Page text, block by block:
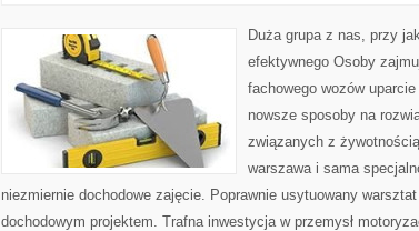
Duża grupa z nas, przy
efektywnego Osoby
fachowego wozów
nowsze sposoby na
związanych z
warszawa i sama
niezmiernie dochodowe zajęcie. Poprawnie usytuowany
dochodowym projektem. Trafna inwestycja w przemysł